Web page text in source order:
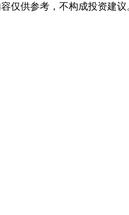
供参考，不构成投资建议